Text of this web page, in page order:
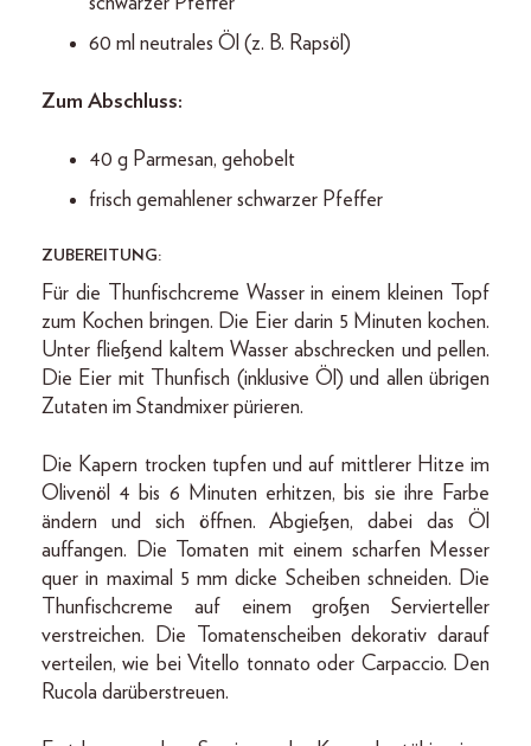
60 ml neutrales Öl (z. B. Rapsöl)
Zum Abschluss:
40 g Parmesan, gehobelt
frisch gemahlener schwarzer Pfeffer
ZUBEREITUNG:
Für die Thunfischcreme Wasser in einem kleinen Topf
zum Kochen bringen. Die Eier darin 5 Minuten kochen.
Unter fließend kaltem Wasser abschrecken und pellen.
Die Eier mit Thunfisch (inklusive Öl) und allen übrigen
Zutaten im Standmixer pürieren.
Die Kapern trocken tupfen und auf mittlerer Hitze im
Olivenöl 4 bis 6 Minuten erhitzen, bis sie ihre Farbe
ändern und sich öffnen. Abgießen, dabei das Öl
auffangen. Die Tomaten mit einem scharfen Messer
quer in maximal 5 mm dicke Scheiben schneiden. Die
Thunfischcreme auf einem großen Servierteller
verstreichen. Die Tomatenscheiben dekorativ darauf
verteilen, wie bei Vitello tonnato oder Carpaccio. Den
Rucola darüberstreuen.